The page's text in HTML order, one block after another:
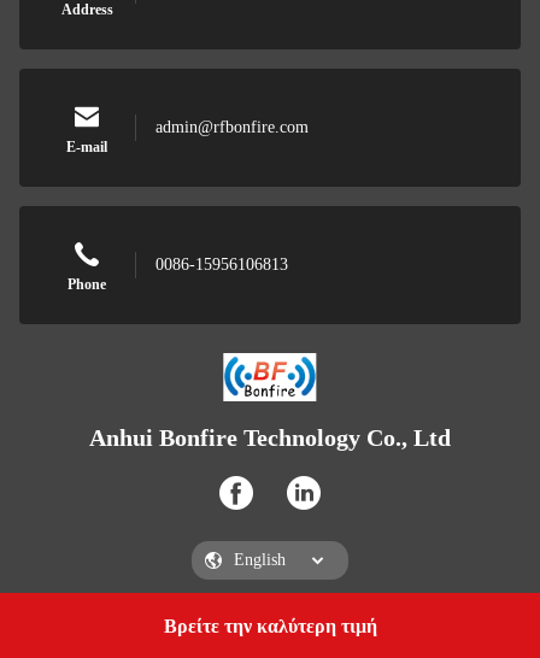
Βρείτε την καλύτερη τιμή
Address
E-mail
admin@rfbonfire.com
Phone
0086-15956106813
Anhui Bonfire Technology Co., Ltd
Anhui Bonfire Technology Co., LtdGet a Quote